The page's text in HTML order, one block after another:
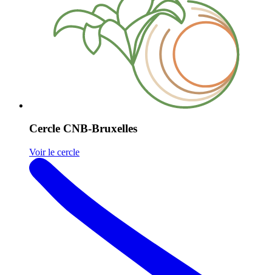
Cercle CNB-Bruxelles
Voir le cercle